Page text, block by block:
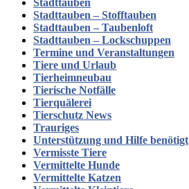
Stadttauben – Stofftauben
Stadttauben – Taubenloft
Stadttauben – Lockschuppen
Termine und Veranstaltungen
Tiere und Urlaub
Tierheimneubau
Tierische Notfälle
Tierquälerei
Tierschutz News
Trauriges
Unterstützung und Hilfe benötigt
Vermisste Tiere
Vermittelte Hunde
Vermittelte Katzen